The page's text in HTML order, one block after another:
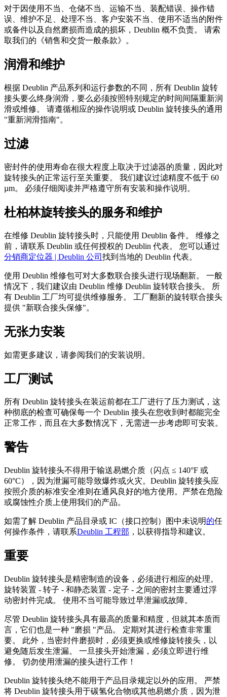
对于因使用不当、仓储不当、运输不当、装配错误、操作错
误、维护不足、处理不当、客户安装不当、使用不适当的附件
或备件以及自然磨损而造成的损坏，Deublin 概不负责。 请索
取我们的《销售和交货一般条款》。
润滑和维护
根据 Deublin 产品系列和运行参数的不同，所有 Deublin 旋转
接头要么终身润滑，要么必须按照特别规定的时间间隔重新润
滑或维修。 请遵循相应的操作说明或 Deublin 旋转接头的通用
"重新润滑指南"。
过滤
密封件的使用寿命在很大程度上取决于过滤器的质量，因此对
旋转接头的正常运行至关重要。 我们建议过滤精度不低于 60
µm。 必须仔细阅读并严格遵守所有安装和操作说明。
杜柏林旋转接头的服务和维护
在维修 Deublin 旋转接头时，只能使用 Deublin 备件。 维修之
前，请联系 Deublin 或任何授权的 Deublin 代表。 您可以通过
分销商定位器 | Deublin 公司 找到当地的 Deublin 代表。
使用 Deublin 维修包可对大多数联合接头进行现场翻新。 一般
情况下，我们建议由 Deublin 维修 Deublin 旋转联合接头。 所
有 Deublin 工厂均可提供维修服务。 工厂翻新的旋转联合接头
提供 "新联合接头保修"。
无张力安装
如需更多建议，请参阅我们的安装说明。
工厂测试
所有 Deublin 旋转接头在装运前都在工厂进行了压力测试，这
种彻底的检查可确保每一个 Deublin 接头在您收到时都能完全
正常工作，而且在大多数情况下，无需进一步考虑即可安装。
警告
Deublin 旋转接头不得用于输送易燃介质（闪点 ≤ 140°F 或
60°C），因为泄漏可能导致爆炸或火灾。Deublin 旋转接头应
按照介质的标准安全准则在通风良好的地方使用。严禁在危险
或腐蚀性介质上使用我们的产品。
如需了解 Deublin 产品目录或 IC（接口控制）图中未说明的任
何操作条件，请联系Deublin 工程部 ，以获得指导和建议。
重要
Deublin 旋转接头是精密制造的设备，必须进行相应的处理。
旋转装置 - 转子 - 和静态装置 - 定子 - 之间的密封主要通过浮
动密封件完成。 使用不当可能导致过早泄漏或故障。
尽管 Deublin 旋转接头具有最高的质量和精度，但就其本质而
言，它们也是一种 "磨损 "产品。 定期对其进行检查非常重
要。 此外，当密封件磨损时，必须更换或维修旋转接头，以
避免随后发生泄漏。 一旦接头开始泄漏，必须立即进行维
修。 切勿使用泄漏的接头进行工作！
Deublin 旋转接头绝不能用于产品目录规定以外的应用。 严禁
将 Deublin 旋转接头用于碳氢化合物或其他易燃介质，因为泄